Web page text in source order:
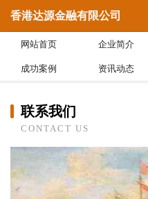
香港达源金融有限公司
网站首页 企业简介
成功案例 资讯动态
联系我们
CONTACT US